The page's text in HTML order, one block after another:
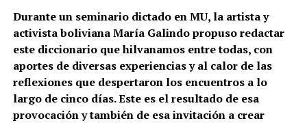
Durante un seminario dictado en MU, la artista y
activista boliviana María Galindo propuso redactar
este diccionario que hilvanamos entre todas, con
aportes de diversas experiencias y al calor de las
reflexiones que despertaron los encuentros a lo
largo de cinco días. Este es el resultado de esa
provocación y también de esa invitación a crear